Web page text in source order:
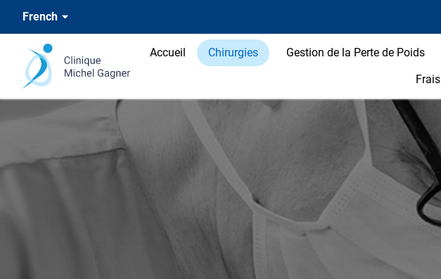
French
Accueil Chirurgies Gestion de la Perte de Poids
Frais